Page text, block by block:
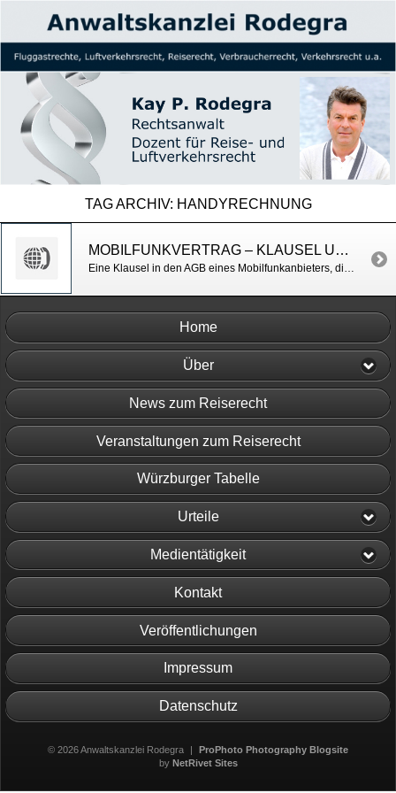
TAG ARCHIV: HANDYRECHNUNG
MOBILFUNKVERTRAG – KLAUSEL UNWIRKSAM
Eine Klausel in den AGB eines Mobilfunkanbieters, die vorsieht, dass bei Zahlungsverzug des Kunden eine fristlose Kündigung des Vertrages möglich ist, ist unwirksam. LG Düsseldorf v. 29.7.2015, Az. 12 O 231/14
Home
Über
News zum Reiserecht
Veranstaltungen zum Reiserecht
Würzburger Tabelle
Urteile
Medientätigkeit
Kontakt
Veröffentlichungen
Impressum
Datenschutz
© 2026 Anwaltskanzlei Rodegra |
ProPhoto Photography Blogsite
by NetRivet Sites